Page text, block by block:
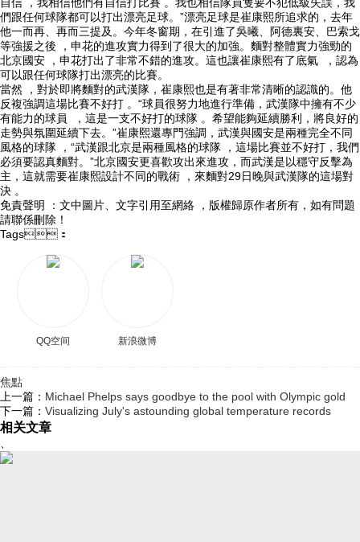
們跟任何球隊都可以打出漂亮足球。”漂亮足球是崔康熙所追求的，去年
他一而再 、再而三提及 。今年冬窗期 ，在引進了吳曦、阿德裏安、巴索戈
等強援之後 ，申花的進攻實力得到了很大的加強。麵對整體實力強勁的
北京國安 ，申花打出了非常不錯的進攻。這也讓崔康熙有了底氣  ，認為
可以跟任何球隊打出漂亮的比賽。
當然 ，對於即將麵對的武漢隊，崔康熙也是有著非常清晰的認識的。他
反複強調這場比賽不好打 。“球員很努力地進行準備，武漢隊中擁有不少
有能力的球員  ，這是一支不好打的球隊 。希望能夠延續勝利 ，將良好的
走勢與氛圍延續下去。”崔康熙還專門強調，武漢與國安是兩種完全不同
風格的球隊 ，“武漢跟北京是兩種風格的球隊 ，這場比賽並不好打，我們
必須要認真麵對。”北京國安更喜歡攻出來進攻 ，而武漢是以穩守反擊為
主，這就需要崔康熙設計不同的戰術 ，來麵對29日晚與武漢隊的這場對
決  。
免責聲明 ：文中圖片、文字引用至網絡 ，版權歸原作者所有，如有問題
請聯係刪除 ！
Tags：
QQ空间 新浪微博
焦點
上一篇： Michael Phelps says goodbye to the pool with Olympic gold
下一篇： Visualizing July's astounding global temperature records
相关文章